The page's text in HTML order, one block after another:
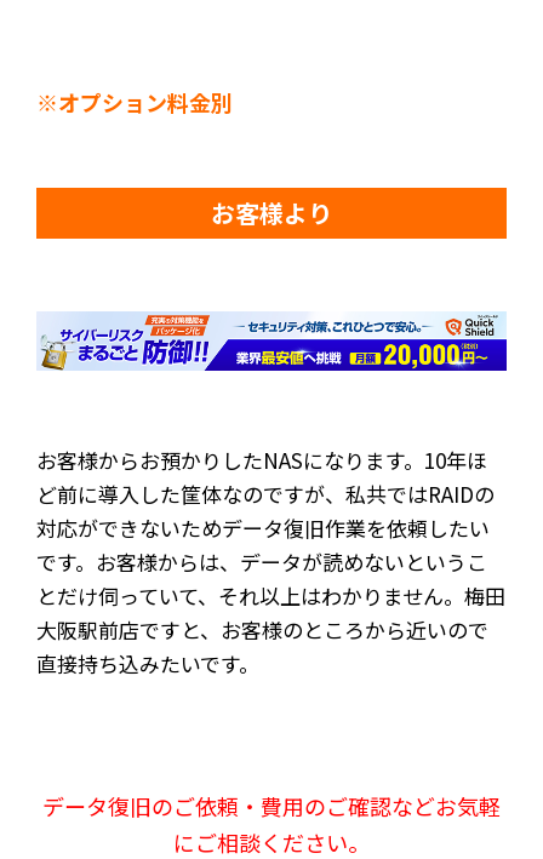
※オプション料金別
お客様より
お客様からお預かりしたNASになります。10年ほ
ど前に導入した筐体なのですが、私共ではRAIDの
対応ができないためデータ復旧作業を依頼したい
です。お客様からは、データが読めないというこ
とだけ伺っていて、それ以上はわかりません。梅田
大阪駅前店ですと、お客様のところから近いので
直接持ち込みたいです。
データ復旧のご依頼・費用のご確認などお気軽
にご相談ください。